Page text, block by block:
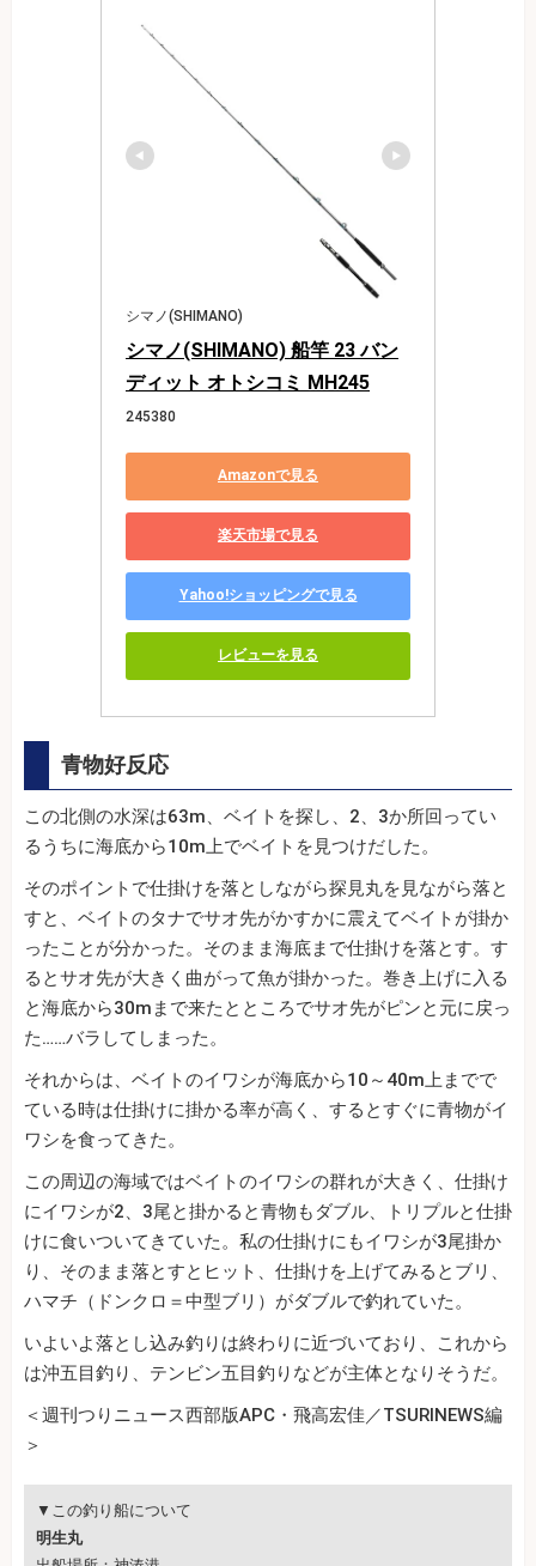
シマノ(SHIMANO)
シマノ(SHIMANO) 船竿 23 バン
ディット オトシコミ MH245
245380
Amazonで見る
楽天市場で見る
Yahoo!ショッピングで見る
レビューを見る
青物好反応
この北側の水深は63m、ベイトを探し、2、3か所回ってい
るうちに海底から10m上でベイトを見つけだした。
そのポイントで仕掛けを落としながら探見丸を見ながら落と
すと、ベイトのタナでサオ先がかすかに震えてベイトが掛か
ったことが分かった。そのまま海底まで仕掛けを落とす。す
るとサオ先が大きく曲がって魚が掛かった。巻き上げに入る
と海底から30mまで来たとところでサオ先がピンと元に戻っ
た……バラしてしまった。
それからは、ベイトのイワシが海底から10～40m上までで
ている時は仕掛けに掛かる率が高く、するとすぐに青物がイ
ワシを食ってきた。
この周辺の海域ではベイトのイワシの群れが大きく、仕掛け
にイワシが2、3尾と掛かると青物もダブル、トリプルと仕掛
けに食いついてきていた。私の仕掛けにもイワシが3尾掛か
り、そのまま落とすとヒット、仕掛けを上げてみるとブリ、
ハマチ（ドンクロ＝中型ブリ）がダブルで釣れていた。
いよいよ落とし込み釣りは終わりに近づいており、これから
は沖五目釣り、テンビン五目釣りなどが主体となりそうだ。
＜週刊つりニュース西部版APC・飛高宏佳／TSURINEWS編
＞
▼この釣り船について
明生丸